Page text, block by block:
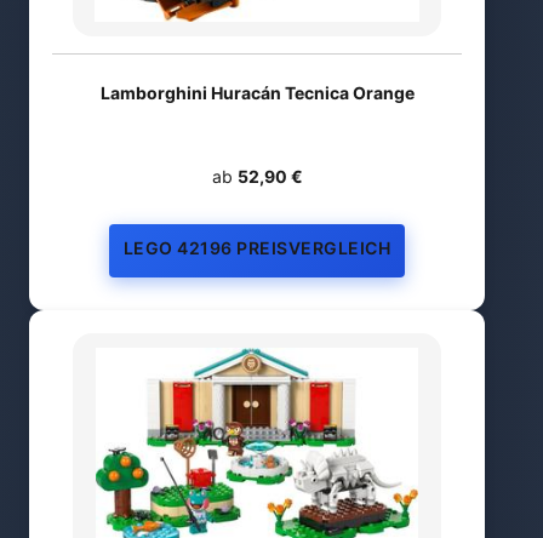
Lamborghini Huracán Tecnica Orange
ab 52,90 €
LEGO 42196 PREISVERGLEICH